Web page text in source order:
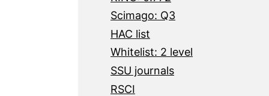
Scimago: Q3
HAC list
Whitelist: 2 level
SSU journals
RSCI